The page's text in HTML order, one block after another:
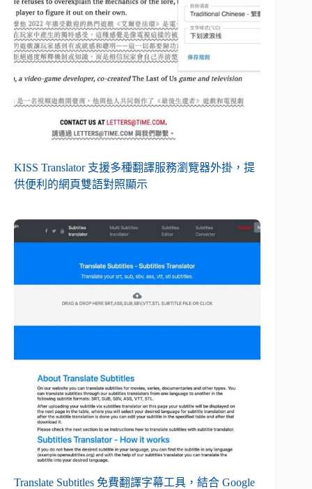
KISS Translator 支援多種翻譯服務瀏覽器外掛，提
供便利的網頁雙語對照顯示
Translate Subtitles 免費翻譯字幕工具，結合 Google